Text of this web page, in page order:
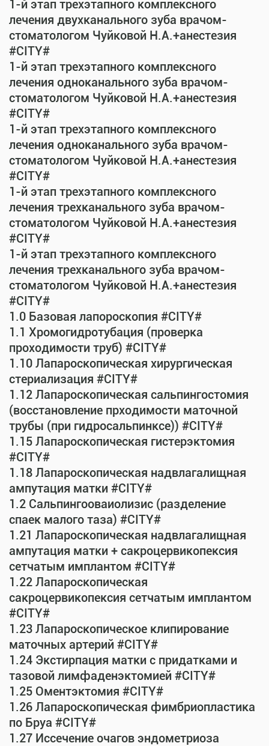
1-й этап трехэтапного комплексного
лечения двухканального зуба врачом-
стоматологом Чуйковой Н.А.+анестезия
#CITY#
1-й этап трехэтапного комплексного
лечения одноканального зуба врачом-
стоматологом Чуйковой Н.А.+анестезия
#CITY#
1-й этап трехэтапного комплексного
лечения одноканального зуба врачом-
стоматологом Чуйковой Н.А.+анестезия
#CITY#
1-й этап трехэтапного комплексного
лечения трехканального зуба врачом-
стоматологом Чуйковой Н.А.+анестезия
#CITY#
1-й этап трехэтапного комплексного
лечения трехканального зуба врачом-
стоматологом Чуйковой Н.А.+анестезия
#CITY#
1.0 Базовая лапороскопия #CITY#
1.1 Хромогидротубация (проверка
проходимости труб) #CITY#
1.10 Лапароскопическая хирургическая
стериализация #CITY#
1.12 Лапароскопическая сальпингостомия
(восстановление прходимости маточной
трубы (при гидросальпинксе)) #CITY#
1.15 Лапароскопическая гистерэктомия
#CITY#
1.18 Лапароскопическая надвлагалищная
ампутация матки #CITY#
1.2 Сальпингооваиолизис (разделение
спаек малого таза) #CITY#
1.21 Лапароскопическая надвлагалищная
ампутация матки + сакроцервикопексия
сетчатым имплантом #CITY#
1.22 Лапароскопическая
сакроцервикопексия сетчатым имплантом
#CITY#
1.23 Лапароскопическое клипирование
маточных артерий #CITY#
1.24 Экстирпация матки с придатками и
тазовой лимфаденэктомией #CITY#
1.25 Оментэктомия #CITY#
1.26 Лапароскопическая фимбриопластика
по Бруа #CITY#
1.27 Иссечение очагов эндометриоза